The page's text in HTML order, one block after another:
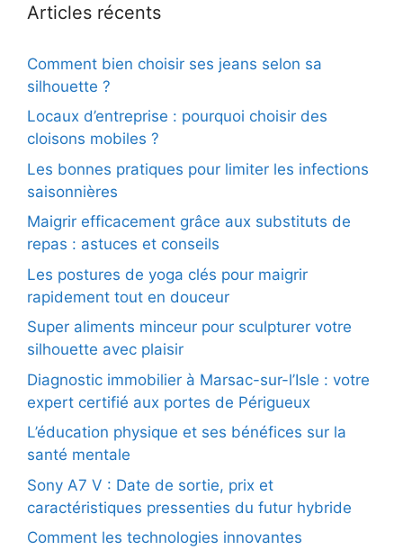
Articles récents
Comment bien choisir ses jeans selon sa
silhouette ?
Locaux d’entreprise : pourquoi choisir des
cloisons mobiles ?
Les bonnes pratiques pour limiter les infections
saisonnières
Maigrir efficacement grâce aux substituts de
repas : astuces et conseils
Les postures de yoga clés pour maigrir
rapidement tout en douceur
Super aliments minceur pour sculpturer votre
silhouette avec plaisir
Diagnostic immobilier à Marsac-sur-l’Isle : votre
expert certifié aux portes de Périgueux
L’éducation physique et ses bénéfices sur la
santé mentale
Sony A7 V : Date de sortie, prix et
caractéristiques pressenties du futur hybride
Comment les technologies innovantes